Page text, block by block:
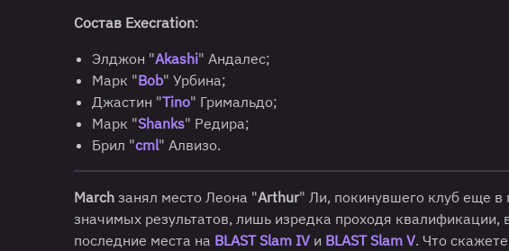
Состав Execration:
Элджон "Akashi" Андалес;
Марк "Bob" Урбина;
Джастин "Tino" Гримальдо;
Марк "Shanks" Редира;
Брил "cml" Алвизо.
March занял место Леона "Arthur" Ли, покинувшего клуб еще
значимых результатов, лишь изредка проходя
последние места на BLAST Slam IV и BLAST Slam V. Что